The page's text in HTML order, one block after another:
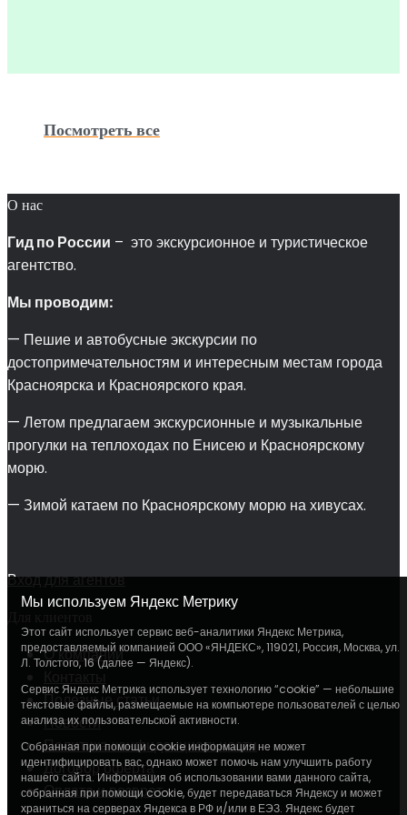
Мы используем Яндекс Метрику
Этот сайт использует сервис веб-аналитики Яндекс Метрика,
предоставляемый компанией ООО «ЯНДЕКС», 119021, Россия, Москва, ул.
Л. Толстого, 16 (далее — Яндекс).
Сервис Яндекс Метрика использует технологию “cookie” — небольшие
текстовые файлы, размещаемые на компьютере пользователей с целью
анализа их пользовательской активности.
Собранная при помощи cookie информация не может
идентифицировать вас, однако может помочь нам улучшить работу
нашего сайта. Информация об использовании вами данного сайта,
собранная при помощи cookie, будет передаваться Яндексу и может
храниться на серверах Яндекса в РФ и/или в ЕЭЗ. Яндекс будет
Посмотреть все
О нас
Гид по России – это экскурсионное и туристическое
агентство.
Мы проводим:
— Пешие и автобусные экскурсии по
достопримечательностям и интересным местам города
Красноярска и Красноярского края.
— Летом предлагаем экскурсионные и музыкальные
прогулки на теплоходах по Енисею и Красноярскому
морю.
— Зимой катаем по Красноярскому морю на хивусах.
Вход для агентов
О компании
Полезные статьи
Новости
Политика конфиденциальности
Договор оферта
Оплата и возврат